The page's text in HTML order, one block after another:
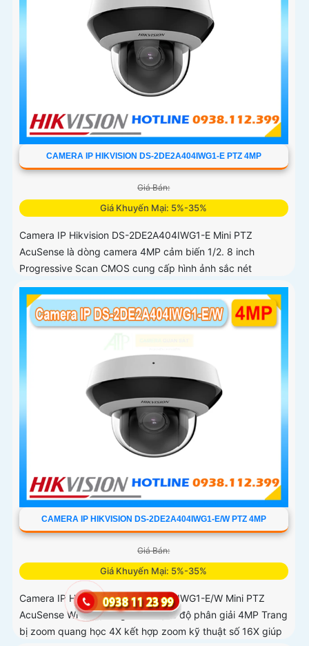
CAMERA IP HIKVISION DS-2DE2A404IWG1-E PTZ 4MP
Giá Bán:
Giá Khuyến Mại: 5%-35%
Camera IP Hikvision DS-2DE2A404IWG1-E Mini PTZ
AcuSense là dòng camera 4MP cảm biến 1/2. 8 inch
Progressive Scan CMOS cung cấp hình ảnh sắc nét
CAMERA IP HIKVISION DS-2DE2A404IWG1-E/W PTZ 4MP
Giá Bán:
Giá Khuyến Mại: 5%-35%
Camera IP Hikvision DS-2DE2A404IWG1-E/W Mini PTZ
AcuSense Wi-Fi là dòng camera có độ phân giải 4MP Trang
bị zoom quang học 4X kết hợp zoom kỹ thuật số 16X giúp